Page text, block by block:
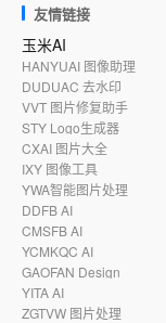
友情链接
玉米AI
HANYUAI 图像助理
DUDUAC 去水印
VVT 图片修复助手
STY Logo生成器
CXAI 图片大全
IXY 图像工具
YWA智能图片处理
DDFB AI
CMSFB AI
YCMKQC AI
GAOFAN Design
YITA AI
ZGTVW 图片处理